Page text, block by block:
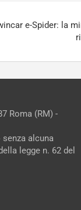
e-Spider: la
Roma (RM) -
alcuna
legge n. 62 del